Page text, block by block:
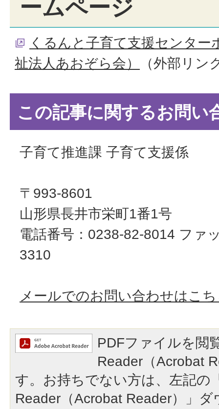
ームページ
くるんと子育て支援センター
祉法人あおぞら会）
（外部リン
この記事に関するお問い
子育て推進課 子育て支援係
〒993-8601
山形県長井市栄町1番1号
電話番号：0238-82-8014 ファ
3310
メールでのお問い合わせはこ
PDFファイルを閲
Reader（Acrobat
す。お持ちでない方は、左記の
Reader（Acrobat Reader）」